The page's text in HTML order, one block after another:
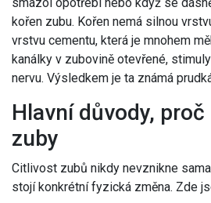
kořen zubu. Kořen nemá silnou
vrstvu cementu, která je mnohem
kanálky v zubovině otevřené,
nervu. Výsledkem je ta známá
Hlavní důvody,
zuby
Citlivost zubů nikdy nevznikne
stojí konkrétní fyzická změna. Zde